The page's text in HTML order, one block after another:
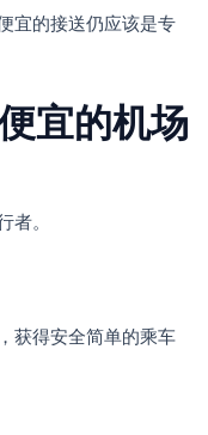
宜的接送仍应该是专
宜的机场
。
获得安全简单的乘车